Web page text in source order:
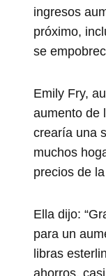
ingresos
próximo,
se
Emily Fry,
aumento de
crearía una
muchos
precios de
Ella dijo:
para un
libras
ahorros,